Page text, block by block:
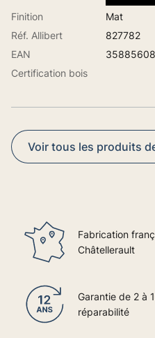
Finition
Mat
Réf. Allibert
827782
EAN
Certification bois
Voir tous les produits
Fabrication
Châtellerault
Garantie de 2 à
réparabilité